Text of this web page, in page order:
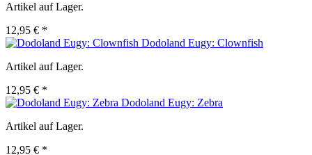
Artikel auf Lager.
12,95 € *
Dodoland Eugy: Clownfish
Artikel auf Lager.
12,95 € *
Dodoland Eugy: Zebra
Artikel auf Lager.
12,95 € *